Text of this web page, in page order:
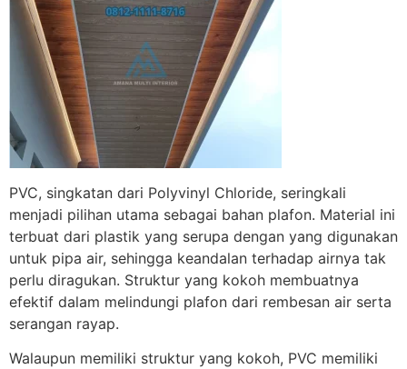
PVC, singkatan dari Polyvinyl Chloride, seringkali
menjadi pilihan utama sebagai bahan plafon. Material ini
terbuat dari plastik yang serupa dengan yang digunakan
untuk pipa air, sehingga keandalan terhadap airnya tak
perlu diragukan. Struktur yang kokoh membuatnya
efektif dalam melindungi plafon dari rembesan air serta
serangan rayap.
Walaupun memiliki struktur yang kokoh, PVC memiliki